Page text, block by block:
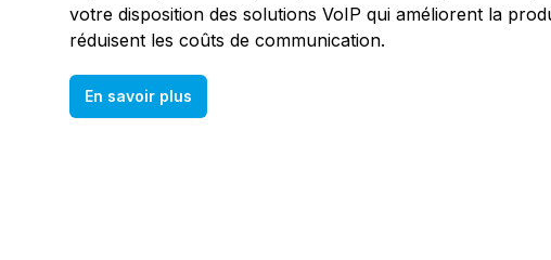
votre disposition des solutions VoIP qui améliorent la
réduisent les coûts de communication.
En savoir plus